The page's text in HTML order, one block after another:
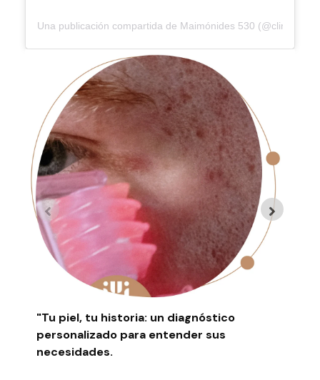
Una publicación compartida de Maimónides 530
"Tu piel, tu historia: un diagnóstico
personalizado para entender sus
necesidades.